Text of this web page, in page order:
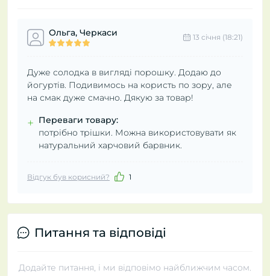
Ольга, Черкаси 13 cічня (18:21)
Дуже солодка в вигляді порошку. Додаю до
йогуртів. Подивимось на користь по зору, але
на смак дуже смачно. Дякую за товар!
+ Переваги товару:
потрібно трішки. Можна використовувати як
натуральний харчовий барвник.
Відгук був корисний? 1
Питання та відповіді
Додайте питання, і ми відповімо найближчим часом.